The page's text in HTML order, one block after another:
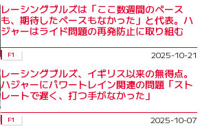
レーシングブルズは「ここ数週間のペース
も、期待したペースもなかった」と代表。ハ
ジャーはライド問題の再発防止に取り組む
F1 2025-10-21
レーシングブルズ、イギリス以来の無得点。
ハジャーにパワートレイン関連の問題「スト
レートで遅く、打つ手がなかった」
F1 2025-10-07